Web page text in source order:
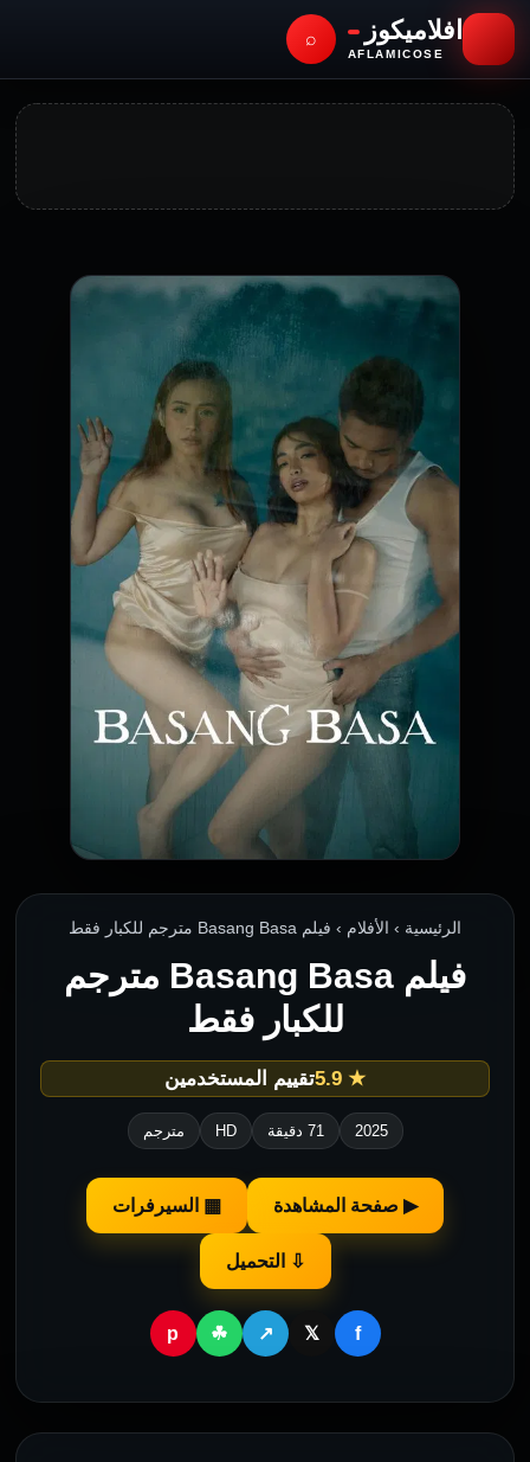
افلاميكوز
AFLAMICOSE
⌕
الرئيسية › الأفلام › فيلم Basang Basa مترجم للكبار فقط
فيلم Basang Basa مترجم
للكبار فقط
★ 5.9 تقييم المستخدمين
2025 71 دقيقة HD مترجم
▶ صفحة المشاهدة ▦ السيرفرات
⇩ التحميل
f
𝕏
↗
☘
p